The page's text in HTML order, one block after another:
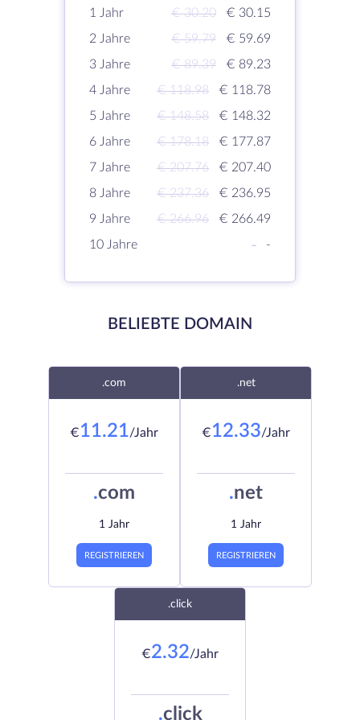
1 Jahr € 30.20
€ 30.15
2 Jahre
€ 59.79
€ 59.69
3 Jahre
€ 89.39
€ 89.23
4 Jahre
€ 118.98
€ 118.78
5 Jahre
€ 148.58
€ 148.32
6 Jahre
€ 178.18
€ 177.87
7 Jahre
€ 207.76
€ 207.40
8 Jahre
€ 237.36
€ 236.95
9 Jahre
€ 266.96
€ 266.49
10 Jahre
- -
BELIEBTE DOMAIN
.com
€11.21/Jahr
.com
1 Jahr
REGISTRIEREN
.net
€12.33/Jahr
.net
1 Jahr
REGISTRIEREN
.click
€2.32/Jahr
.click